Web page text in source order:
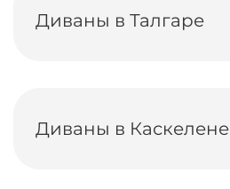
Диваны в Талгаре
Диваны в Каскелене